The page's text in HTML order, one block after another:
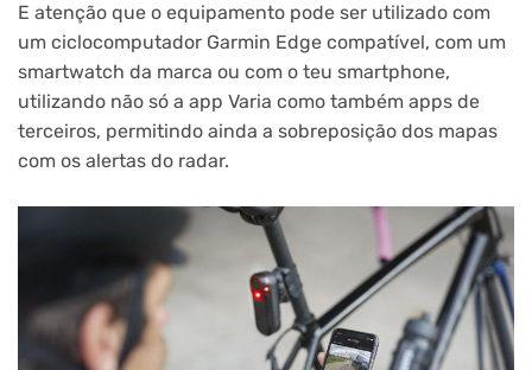
E atenção que o equipamento pode ser utilizado com
um ciclocomputador Garmin Edge compatível, com um
smartwatch da marca ou com o teu smartphone,
utilizando não só a app Varia como também apps de
terceiros, permitindo ainda a sobreposição dos mapas
com os alertas do radar.